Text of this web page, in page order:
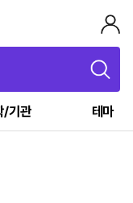
/기관 테마